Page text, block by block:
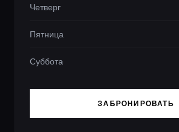
Четверг
Пятница
Суббота
ЗАБРОНИРОВАТЬ